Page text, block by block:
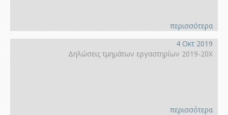
περισσότερα
4 Οκτ 2019
Δηλώσεις τμημάτων εργαστηρίων 2019-20Χ
περισσότερα